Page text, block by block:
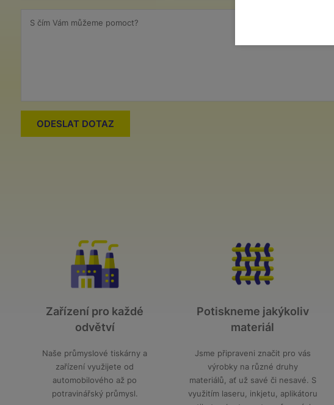
S čím Vám můžeme pomoct?
Zařízení pro každé
odvětví
Naše průmyslové tiskárny a
zařízení využijete od
automobilového až po
potravinářský průmysl.
Potiskneme jakýkoliv
materiál
Jsme připraveni značit pro vás
výrobky na různé druhy
materiálů, ať už savé či nesavé. S
využitím laseru, inkjetu, aplikátoru